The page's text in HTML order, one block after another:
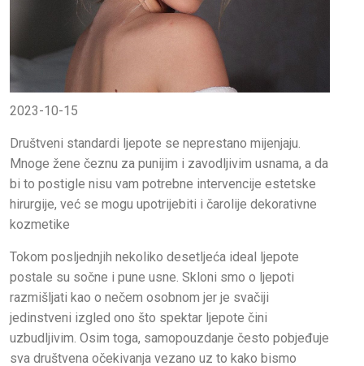
2023-10-15
Društveni standardi ljepote se neprestano mijenjaju.
Mnoge žene čeznu za punijim i zavodljivim usnama, a da
bi to postigle nisu vam potrebne intervencije estetske
hirurgije, već se mogu upotrijebiti i čarolije dekorativne
kozmetike
Tokom posljednjih nekoliko desetljeća ideal ljepote
postale su sočne i pune usne. Skloni smo o ljepoti
razmišljati kao o nečem osobnom jer je svačiji
jedinstveni izgled ono što spektar ljepote čini
uzbudljivim. Osim toga, samopouzdanje često pobjeđuje
sva društvena očekivanja vezano uz to kako bismo